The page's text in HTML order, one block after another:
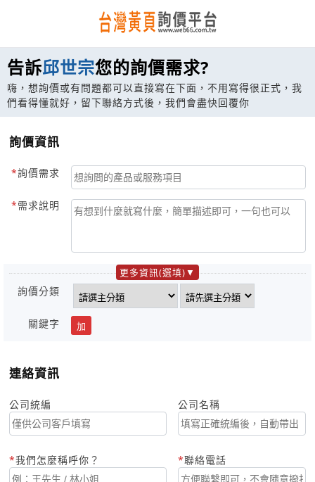
告訴邱世宗您的詢價需求?
嗨，想詢價或有問題都可以直接寫在下面，不用寫得很正式，我
們看得懂就好，留下聯絡方式後，我們會盡快回覆你
詢價資訊
詢價需求
需求說明
更多資訊(選填)
詢價分類
關鍵字 加
連絡資訊
公司統編 公司名稱
我們怎麼稱呼你？ 聯絡電話